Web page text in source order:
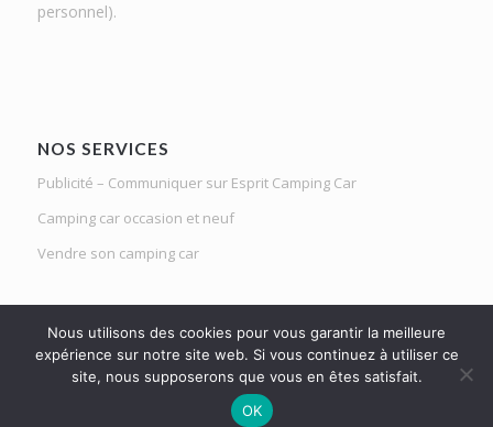
personnel).
NOS SERVICES
Publicité – Communiquer sur Esprit Camping Car
Camping car occasion et neuf
Vendre son camping car
Le Mag d'Esprit Camping Car | Netlight solutions © 2020 | Tous droits
Nous utilisons des cookies pour vous garantir la meilleure
expérience sur notre site web. Si vous continuez à utiliser ce
site, nous supposerons que vous en êtes satisfait.
OK